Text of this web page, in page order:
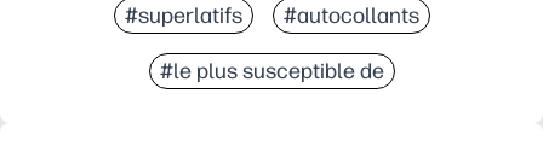
#superlatifs #autocollants
#le plus susceptible de